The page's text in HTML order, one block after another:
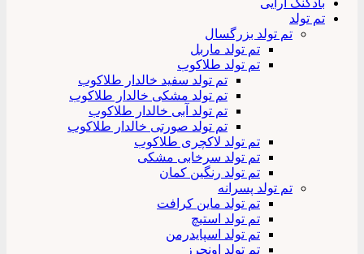
بادکنک آرایی
تم تولد
تم تولد بزرگسال
تم تولد ماربل
تم تولد طلاکوب
تم تولد سفید خالدار طلاکوب
تم تولد مشکی خالدار طلاکوب
تم تولد آبی خالدار طلاکوب
تم تولد صورتی خالدار طلاکوب
تم تولد لاکچری طلاکوب
تم تولد سرخابی مشکی
تم تولد رنگین کمان
تم تولد پسرانه
تم تولد ماین کرافت
تم تولد استیچ
تم تولد اسپایدرمن
تم تولد اونجرز